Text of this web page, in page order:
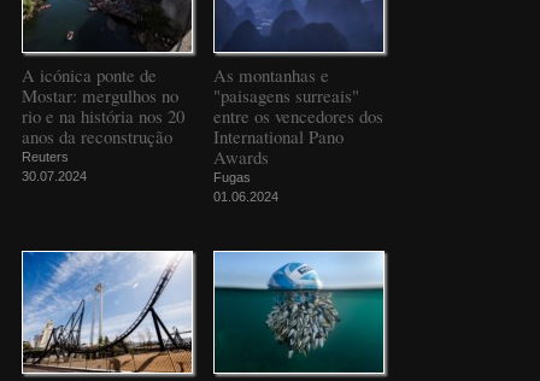
A icónica ponte de
Mostar: mergulhos no
rio e na história nos 20
anos da reconstrução
Reuters
30.07.2024
As montanhas e
"paisagens surreais"
entre os vencedores dos
International Pano
Awards
Fugas
01.06.2024